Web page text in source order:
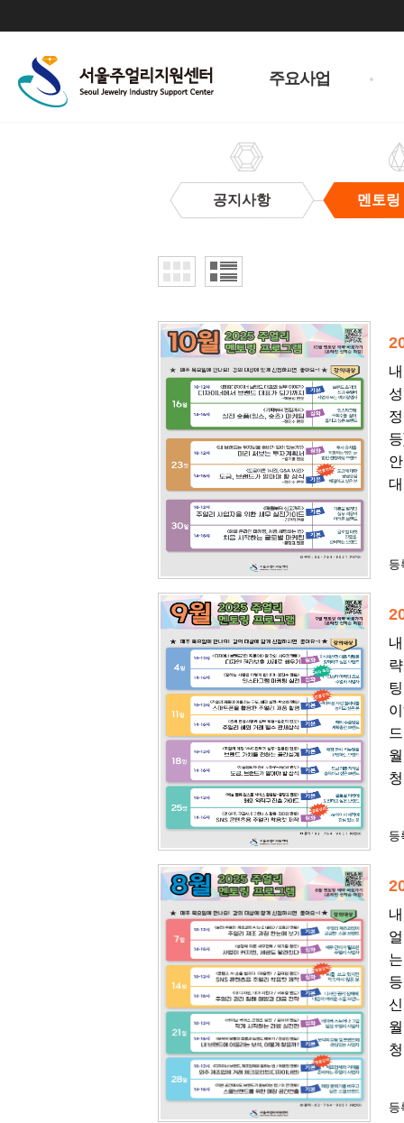
주요사업
공지사항 멘토링
링
교
등
등
등